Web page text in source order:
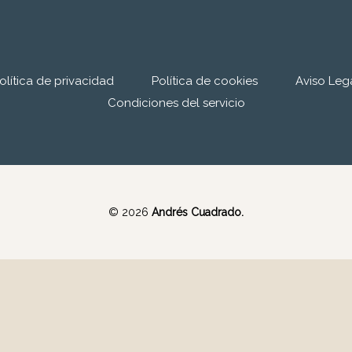
de privacidad Política de cookies
Aviso
Condiciones del servicio
© 2026 Andrés Cuadrado.